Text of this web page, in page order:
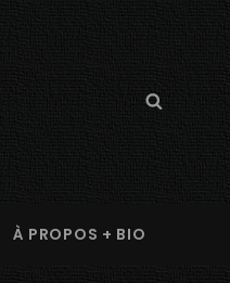
Search
À PROPOS + BIO